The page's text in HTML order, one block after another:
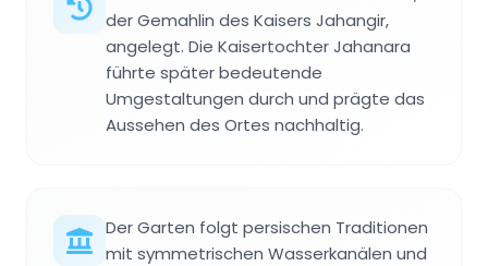
der Gemahlin des Kaisers Jahangir,
angelegt. Die Kaisertochter Jahanara
führte später bedeutende
Umgestaltungen durch und prägte das
Aussehen des Ortes nachhaltig.
Der Garten folgt persischen Traditionen
mit symmetrischen Wasserkanälen und